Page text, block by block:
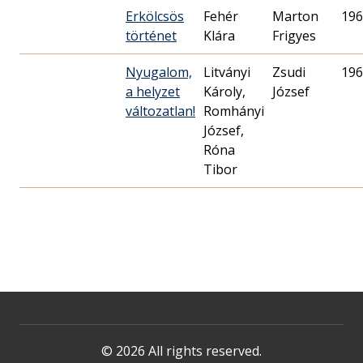
Erkölcsös
történet
Fehér
Klára
Marton
Frigyes
Nyugalom,
a helyzet
változatlan!
Litványi
Károly,
Romhányi
József,
Róna
Tibor
Zsudi
József
© 2026 All rights reserved.